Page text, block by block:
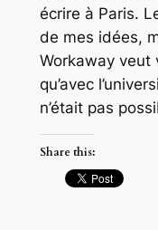
écrire à Paris.
de mes idées,
Workaway veut
qu’avec
n’était pas
Share this: